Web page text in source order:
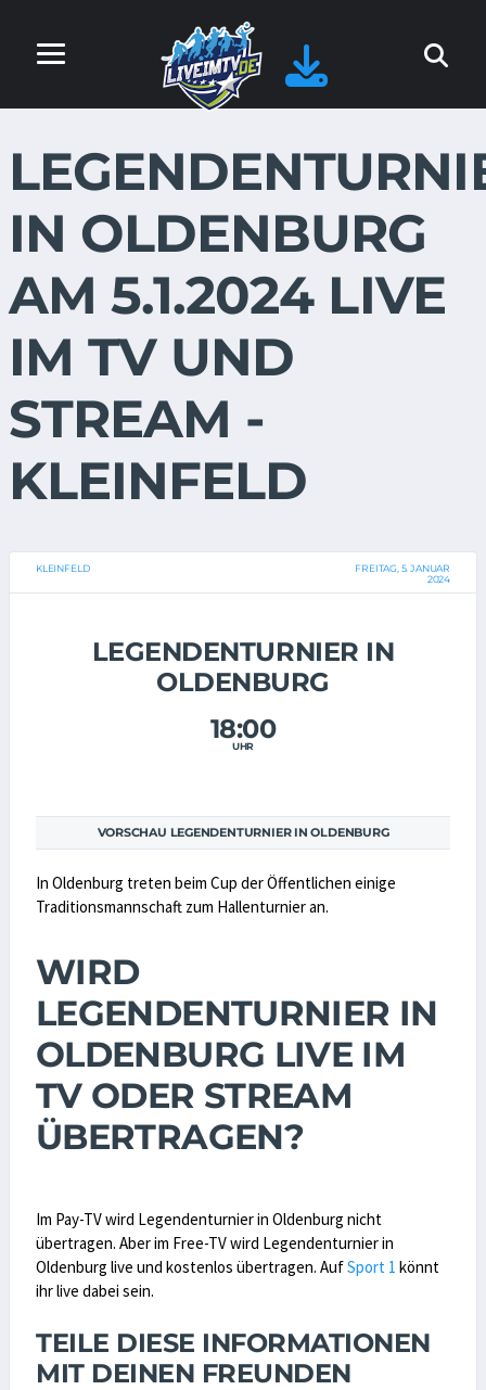
IN OLDENBURG
AM 5.1.2024 LIVE
IM TV UND
STREAM -
KLEINFELD
KLEINFELD
FREITAG, 5. JANUAR
2024
LEGENDENTURNIER IN
OLDENBURG
18:00
UHR
VORSCHAU LEGENDENTURNIER IN OLDENBURG
In Oldenburg treten beim Cup der Öffentlichen einige
Traditionsmannschaft zum Hallenturnier an.
WIRD
LEGENDENTURNIER IN
OLDENBURG LIVE IM
TV ODER STREAM
ÜBERTRAGEN?
Im Pay-TV wird Legendenturnier in Oldenburg nicht
übertragen. Aber im Free-TV wird Legendenturnier in
Oldenburg live und kostenlos übertragen. AufSport 1 könnt
ihr live dabei sein.
TEILE DIESE INFORMATIONEN
MIT DEINEN FREUNDEN